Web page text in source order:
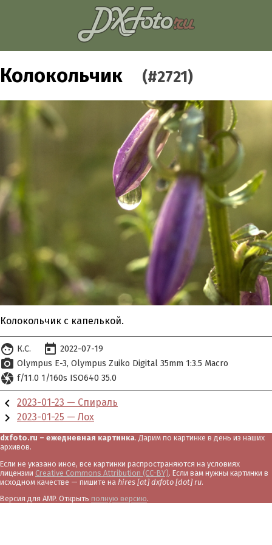
Колокольчик (#2721)
Колокольчик с капелькой.
face К.С. today 2022-07-19
photo_camera Olympus E-3 Olympus Zuiko Digital 35mm 1:3.5 Macro
camera f/11.0 1/160s ISO640 35.0
chevron_left 2023-01-23 — Спираль
chevron_right 2023-01-25 — Лох
dxfoto.ru – ежедневная картинка. Дарим по картинке в день из наших
архивов.
Если не указано иное, все картинки распространяются на условиях
лицензии Creative Commons Attribution (CC-BY). Если вам нужны картинки в
исходном качестве — пишите на hires [at] dxfoto [dot] ru.
Версия для AMP. Открыть полную версию.